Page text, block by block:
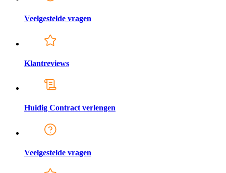
Veelgestelde vragen
Klantreviews
Huidig Contract verlengen
Veelgestelde vragen